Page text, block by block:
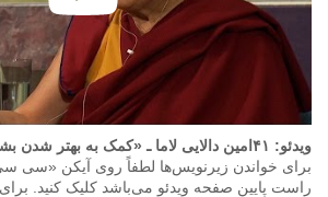
ویدئو: ۴١امین دالایی لاما ـ «کمک به بهتر شدن بشریت»
برای خواندن زیرنویس‌ها لطفاً روی آیکن
راست پایین صفحه ویدئو می‌باشد کلیک کنید.